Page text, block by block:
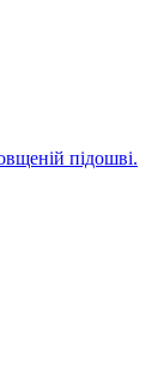
підошві.